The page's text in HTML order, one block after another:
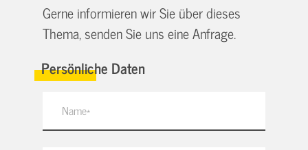
Gerne informieren wir Sie über dieses
Thema, senden Sie uns eine Anfrage.
Persönliche Daten